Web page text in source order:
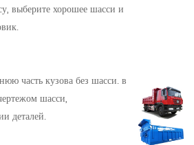
выберите хорошее шасси и
часть кузова без шасси. в
шасси,
деталей.